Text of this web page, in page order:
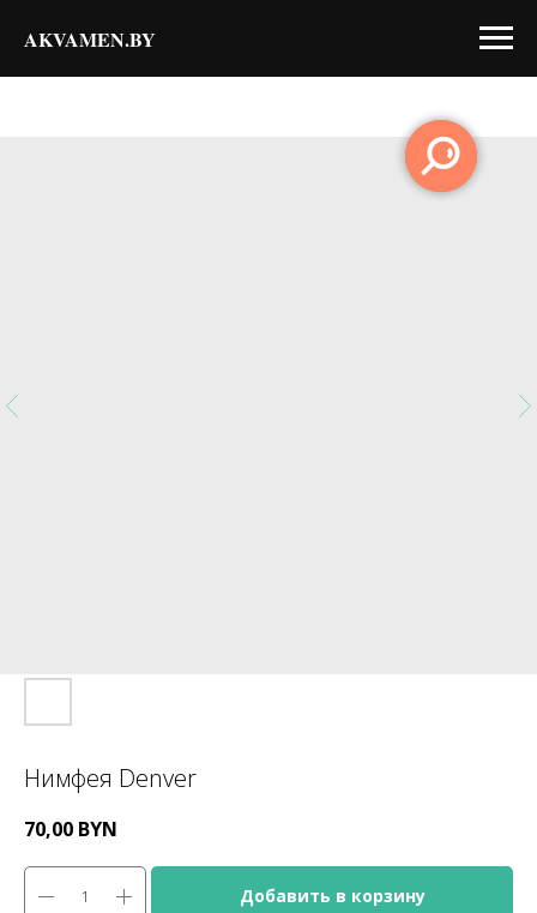
AKVAMEN.BY
Нимфея Denver
70,00 BYN
Добавить в корзину